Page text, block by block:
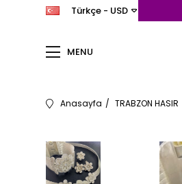
MENU
Türkçe - USD
Anasayfa TRABZON HASIR